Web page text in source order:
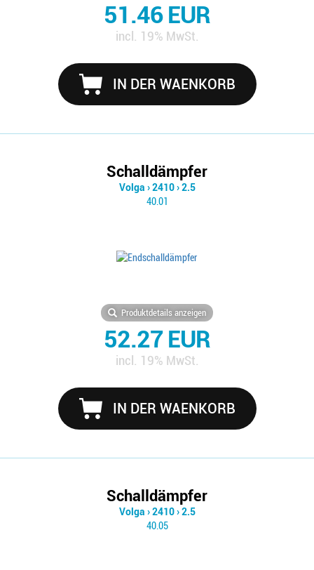
51.46 EUR
incl. 19% MwSt.
IN DER WAENKORB
Schalldämpfer
Volga ›2410›2.5
40.01
Produktdetails anzeigen
52.27 EUR
incl. 19% MwSt.
IN DER WAENKORB
Schalldämpfer
Volga ›2410›2.5
40.05